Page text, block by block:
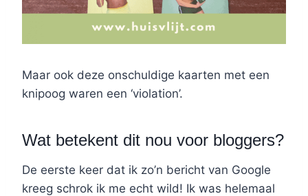
Maar ook deze onschuldige kaarten met een
knipoog waren een ‘violation’.
Wat betekent dit nou voor bloggers?
De eerste keer dat ik zo’n bericht van Google
kreeg schrok ik me echt wild! Ik was helemaal